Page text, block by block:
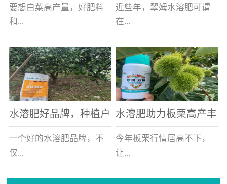
白菜增产不是问题
要想白菜高产量，好肥料
和...
好的技术管理缺一不可，
相信广大白菜种植户们都
深有体会。今天就一起来
看看，什么样的水溶肥可
以让你的...
的好帮手
近些年，翠姆水溶肥可谓
在...
河北草莓区域话题不减，
不但在草莓上表现效果明
显，使用的种植户更是越
来越多。今天，借此机
会，一起来...
水溶肥好品牌，种植户
纷纷为“翠姆“点赞
一个好的水溶肥品牌，不
仅...
水溶肥助力板栗高产丰
产
今年板栗行情居高不下，
让...